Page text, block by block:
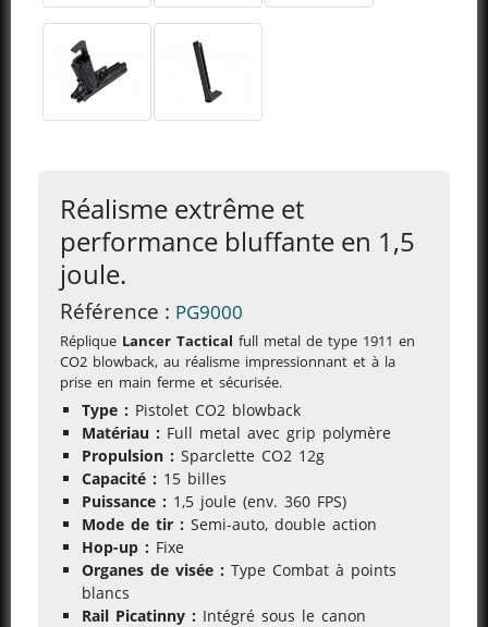
Réalisme extrême et
performance bluffante en 1,5
joule.
Référence : PG9000
Réplique Lancer Tactical full metal de type 1911 en
CO2 blowback, au réalisme impressionnant et à la
prise en main ferme et sécurisée.
Type : Pistolet CO2 blowback
Matériau : Full metal avec grip polymère
Propulsion : Sparclette CO2 12g
Capacité : 15 billes
Puissance : 1,5 joule (env. 360 FPS)
Mode de tir : Semi-auto, double action
Hop-up : Fixe
Organes de visée : Type Combat à points
blancs
Rail Picatinny : Intégré sous le canon